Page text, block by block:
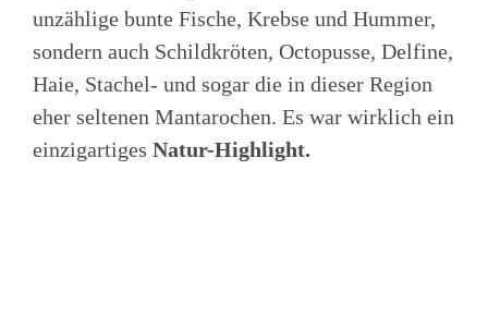
unzählige bunte Fische, Krebse und Hummer,
sondern auch Schildkröten, Octopusse, Delfine,
Haie, Stachel- und sogar die in dieser Region
eher seltenen Mantarochen. Es war wirklich ein
einzigartiges Natur-Highlight.